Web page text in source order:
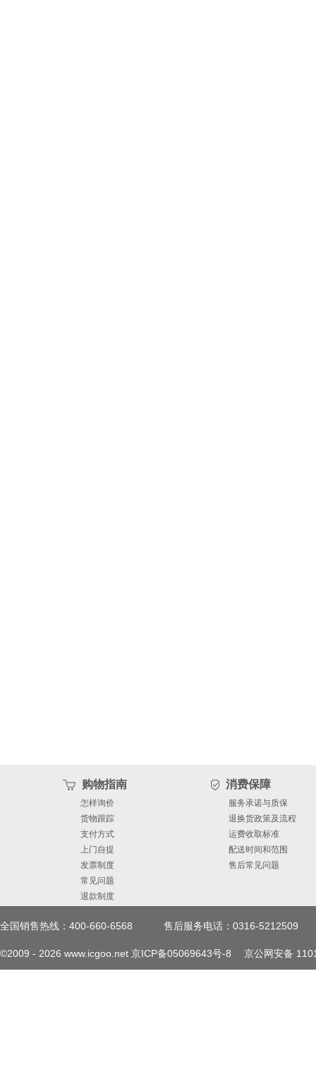
购物指南
怎样询价
货物跟踪
支付方式
上门自提
发票制度
常见问题
退款制度
消费保障
服务承诺与质保
退换货政策及流程
运费收取标准
配送时间和范围
售后常见问题
全国销售热线：400-660-6568 售后服务电话：0316-5212509
©2009 - 2026 www.icgoo.net 京ICP备05069643号-8 京公网安备